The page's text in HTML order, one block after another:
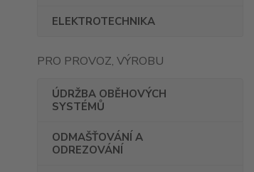
ELEKTROTECHNIKA
PRO PROVOZ, VÝROBU
ÚDRŽBA OBĚHOVÝCH
SYSTÉMŮ
ODMAŠŤOVÁNÍ A
ODREZOVÁNÍ